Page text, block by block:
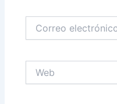
electrónico*